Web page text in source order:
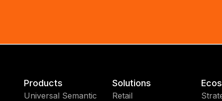
Products
Universal Semantic
Solutions
Retail